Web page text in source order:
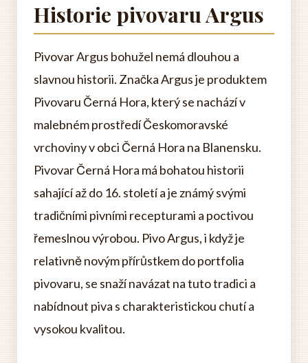
Historie pivovaru Argus
Pivovar Argus bohužel nemá dlouhou a
slavnou historii. Značka Argus je produktem
Pivovaru Černá Hora, který se nachází v
malebném prostředí Českomoravské
vrchoviny v obci Černá Hora na Blanensku.
Pivovar Černá Hora má bohatou historii
sahající až do 16. století a je známý svými
tradičními pivními recepturami a poctivou
řemeslnou výrobou. Pivo Argus, i když je
relativně novým přírůstkem do portfolia
pivovaru, se snaží navázat na tuto tradici a
nabídnout piva s charakteristickou chutí a
vysokou kvalitou.